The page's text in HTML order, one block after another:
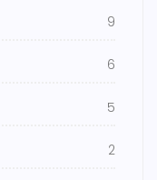
9
6
5
2